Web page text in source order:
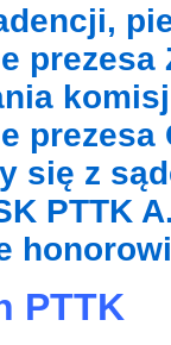
prezesa
prezesa
się z
PTTK
PTTK